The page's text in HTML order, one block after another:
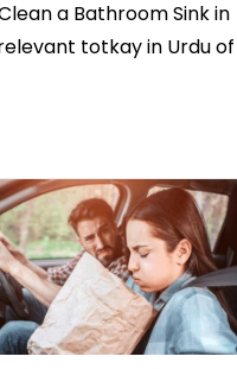
a Bathroom Sink in
totkay in Urdu of